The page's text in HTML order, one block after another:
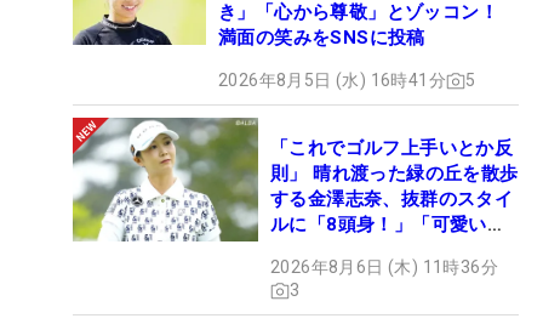
き」「心から尊敬」とゾッコン！
満面の笑みをSNSに投稿
2026年8月5日 (水) 16時41分 5
「これでゴルフ上手いとか反
則」 晴れ渡った緑の丘を散歩
する金澤志奈、抜群のスタイ
ルに「8頭身！」「可愛いに
2026年8月6日 (木) 11時36分
3